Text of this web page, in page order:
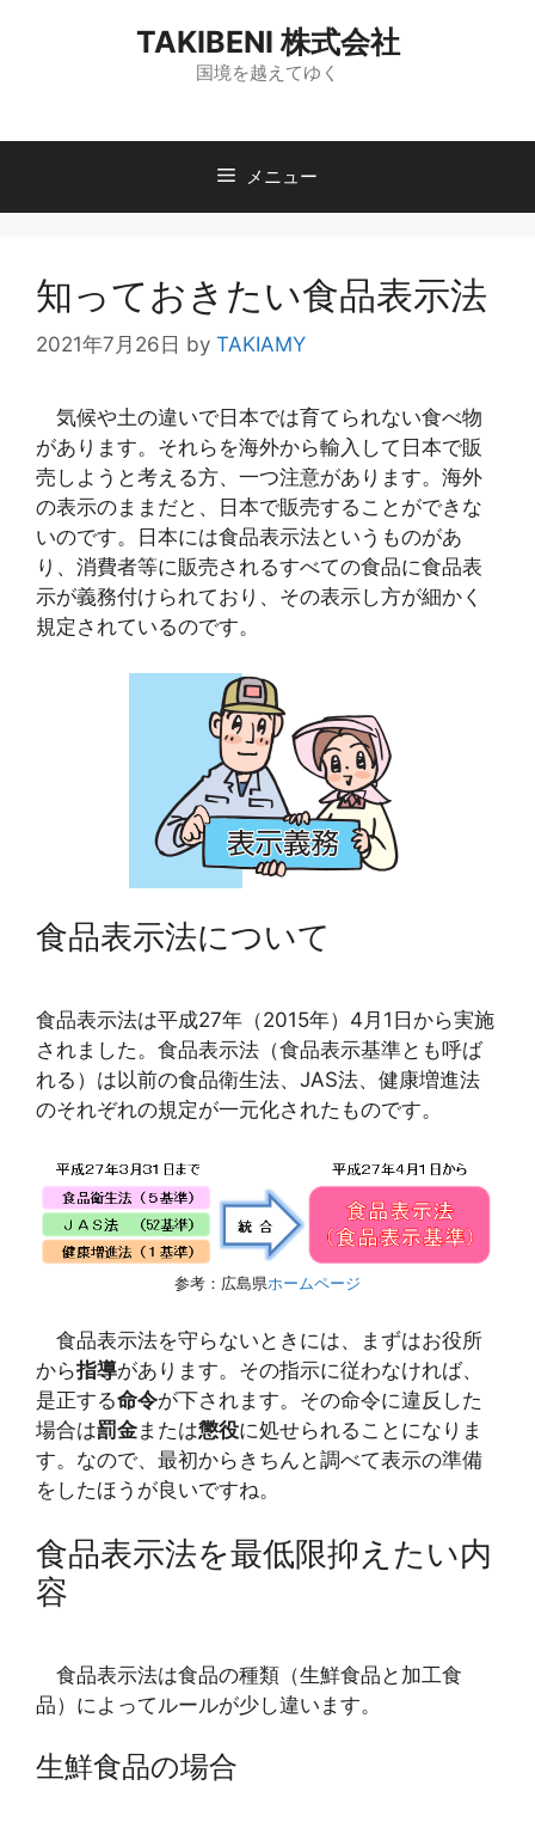
TAKIBENI 株式会社
国境を越えてゆく
メニュー
知っておきたい食品表示法
2021年7月26日 by TAKIAMY
気候や土の違いで日本では育てられない食べ物
があります。それらを海外から輸入して日本で販
売しようと考える方、一つ注意があります。海外
の表示のままだと、日本で販売することができな
いのです。日本には食品表示法というものがあ
り、消費者等に販売されるすべての食品に食品表
示が義務付けられており、その表示し方が細かく
規定されているのです。
食品表示法について
食品表示法は平成27年（2015年）4月1日から実施
されました。食品表示法（食品表示基準とも呼ば
れる）は以前の食品衛生法、JAS法、健康増進法
のそれぞれの規定が一元化されたものです。
参考：広島県ホームページ
食品表示法を守らないときには、まずはお役所
から指導があります。その指示に従わなければ、
是正する命令が下されます。その命令に違反した
場合は罰金または懲役に処せられることになりま
す。なので、最初からきちんと調べて表示の準備
をしたほうが良いですね。
食品表示法を最低限抑えたい内
容
食品表示法は食品の種類（生鮮食品と加工食
品）によってルールが少し違います。
生鮮食品の場合